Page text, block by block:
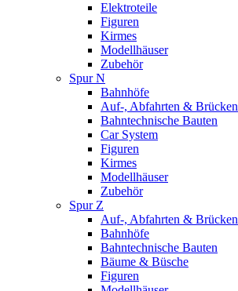
Elektroteile
Figuren
Kirmes
Modellhäuser
Zubehör
Spur N
Bahnhöfe
Auf-, Abfahrten & Brücken
Bahntechnische Bauten
Car System
Figuren
Kirmes
Modellhäuser
Zubehör
Spur Z
Auf-, Abfahrten & Brücken
Bahnhöfe
Bahntechnische Bauten
Bäume & Büsche
Figuren